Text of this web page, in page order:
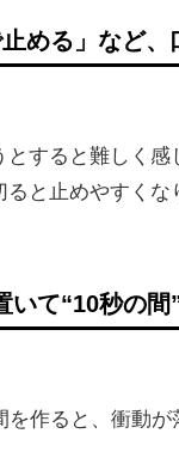
める」など、
とすると難しく
と止めやすくな
いて“10秒の間
を作ると、衝動